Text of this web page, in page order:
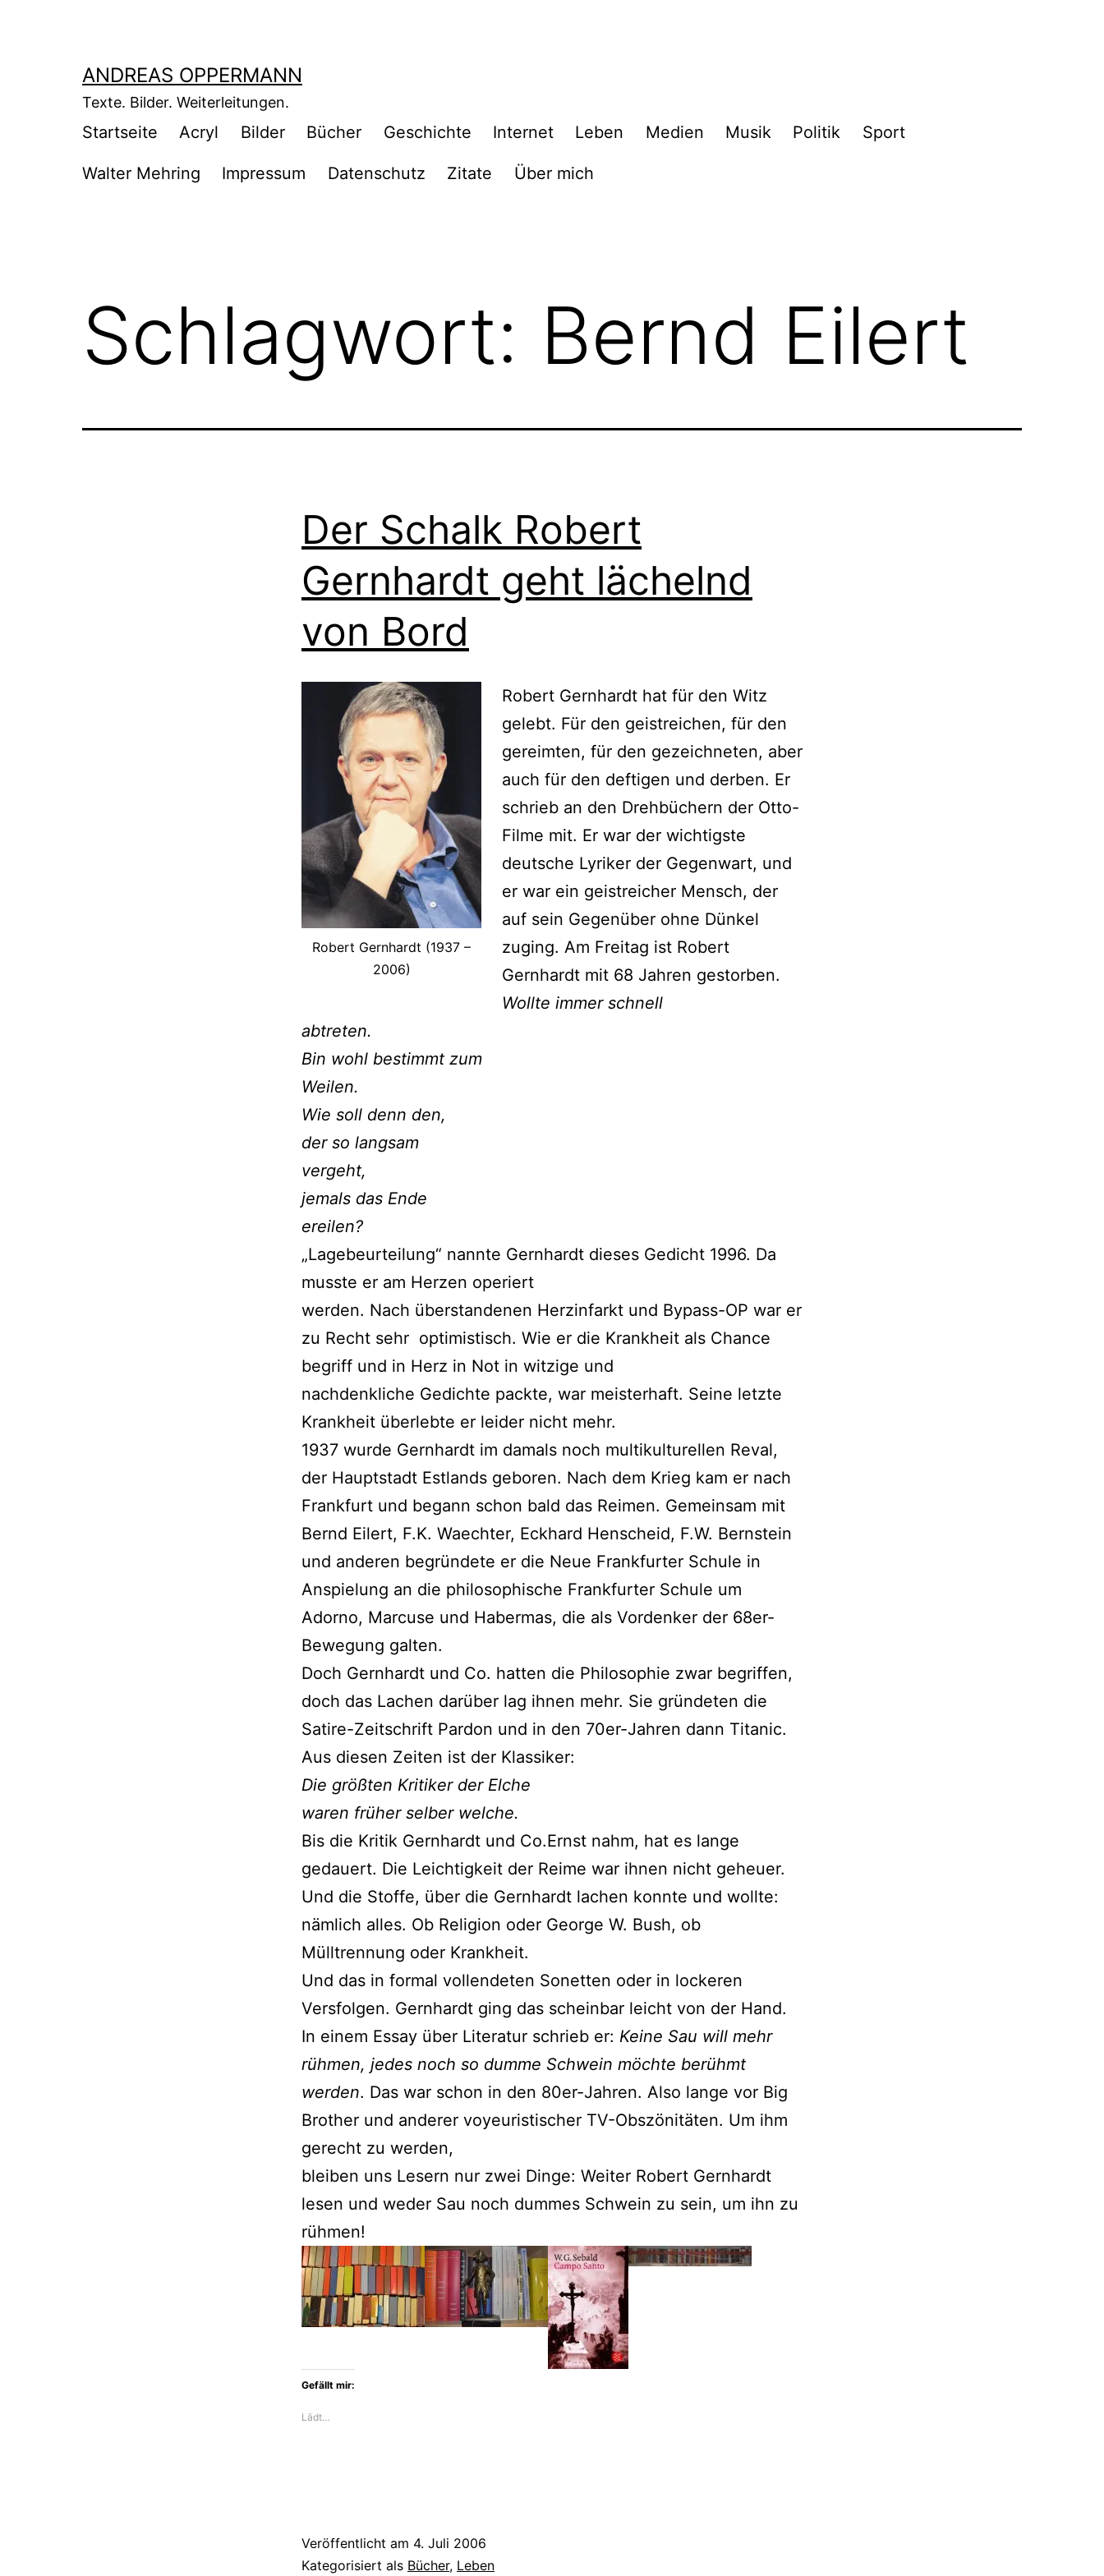
ANDREAS OPPERMANN
Texte. Bilder. Weiterleitungen.
Startseite Acryl Bilder Bücher Geschichte Internet Leben Medien Musik Politik Sport
Walter Mehring Impressum Datenschutz Zitate Über mich
Schlagwort: Bernd Eilert
Der Schalk Robert
Gernhardt geht lächelnd
von Bord
Robert Gernhardt (1937 –
2006)
Robert Gernhardt hat für den Witz
gelebt. Für den geistreichen, für den
gereimten, für den gezeichneten, aber
auch für den deftigen und derben. Er
schrieb an den Drehbüchern der Otto-
Filme mit. Er war der wichtigste
deutsche Lyriker der Gegenwart, und
er war ein geistreicher Mensch, der
auf sein Gegenüber ohne Dünkel
zuging. Am Freitag ist Robert
Gernhardt mit 68 Jahren gestorben.
Wollte immer schnell
abtreten.
Bin wohl bestimmt zum
Weilen.
Wie soll denn den,
der so langsam
vergeht,
jemals das Ende
ereilen?
„Lagebeurteilung“ nannte Gernhardt dieses Gedicht 1996. Da
musste er am Herzen operiert
werden. Nach überstandenen Herzinfarkt und Bypass-OP war er
zu Recht sehr optimistisch. Wie er die Krankheit als Chance
begriff und in Herz in Not in witzige und
nachdenkliche Gedichte packte, war meisterhaft. Seine letzte
Krankheit überlebte er leider nicht mehr.
1937 wurde Gernhardt im damals noch multikulturellen Reval,
der Hauptstadt Estlands geboren. Nach dem Krieg kam er nach
Frankfurt und begann schon bald das Reimen. Gemeinsam mit
Bernd Eilert, F.K. Waechter, Eckhard Henscheid, F.W. Bernstein
und anderen begründete er die Neue Frankfurter Schule in
Anspielung an die philosophische Frankfurter Schule um
Adorno, Marcuse und Habermas, die als Vordenker der 68er-
Bewegung galten.
Doch Gernhardt und Co. hatten die Philosophie zwar begriffen,
doch das Lachen darüber lag ihnen mehr. Sie gründeten die
Satire-Zeitschrift Pardon und in den 70er-Jahren dann Titanic.
Aus diesen Zeiten ist der Klassiker:
Die größten Kritiker der Elche
waren früher selber welche.
Bis die Kritik Gernhardt und Co.Ernst nahm, hat es lange
gedauert. Die Leichtigkeit der Reime war ihnen nicht geheuer.
Und die Stoffe, über die Gernhardt lachen konnte und wollte:
nämlich alles. Ob Religion oder George W. Bush, ob
Mülltrennung oder Krankheit.
Und das in formal vollendeten Sonetten oder in lockeren
Versfolgen. Gernhardt ging das scheinbar leicht von der Hand.
In einem Essay über Literatur schrieb er: Keine Sau will mehr
rühmen, jedes noch so dumme Schwein möchte berühmt
werden. Das war schon in den 80er-Jahren. Also lange vor Big
Brother und anderer voyeuristischer TV-Obszönitäten. Um ihm
gerecht zu werden,
bleiben uns Lesern nur zwei Dinge: Weiter Robert Gernhardt
lesen und weder Sau noch dummes Schwein zu sein, um ihn zu
rühmen!
Gefällt mir:
Lädt…
Veröffentlicht am 4. Juli 2006
Kategorisiert als Bücher, Leben